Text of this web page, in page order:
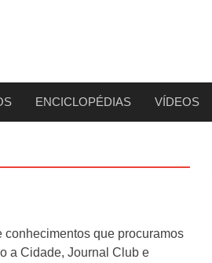
ENCICLOPÉDIAS VÍDEOS
conhecimentos que procuramos
a Cidade, Journal Club e